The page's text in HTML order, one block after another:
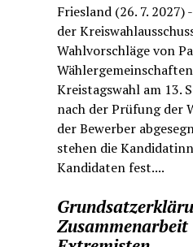
Friesland (26. 7. 2027)
der
Wahlvorschläge von
Kreistagswahl am 13.
nach der Prüfung der
der Bewerber
stehen die
Kandidaten fest....